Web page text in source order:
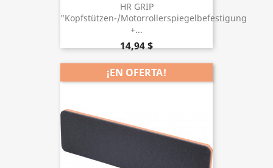
HR GRIP
"Kopfstützen-/Motorrollerspiegelbefestigung
+...
14,94 $
¡EN OFERTA!